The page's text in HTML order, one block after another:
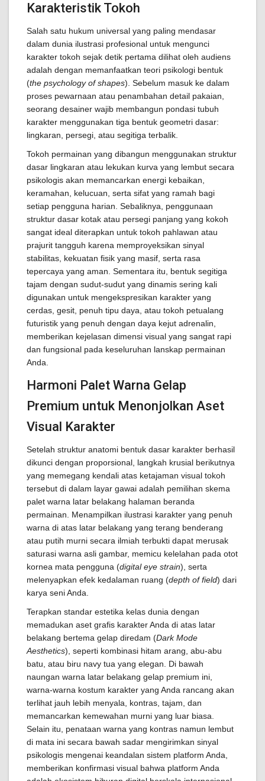
Karakteristik Tokoh
Salah satu hukum universal yang paling mendasar
dalam dunia ilustrasi profesional untuk mengunci
karakter tokoh sejak detik pertama dilihat oleh audiens
adalah dengan memanfaatkan teori psikologi bentuk
(the psychology of shapes). Sebelum masuk ke dalam
proses pewarnaan atau penambahan detail pakaian,
seorang desainer wajib membangun pondasi tubuh
karakter menggunakan tiga bentuk geometri dasar:
lingkaran, persegi, atau segitiga terbalik.
Tokoh permainan yang dibangun menggunakan struktur
dasar lingkaran atau lekukan kurva yang lembut secara
psikologis akan memancarkan energi kebaikan,
keramahan, kelucuan, serta sifat yang ramah bagi
setiap pengguna harian. Sebaliknya, penggunaan
struktur dasar kotak atau persegi panjang yang kokoh
sangat ideal diterapkan untuk tokoh pahlawan atau
prajurit tangguh karena memproyeksikan sinyal
stabilitas, kekuatan fisik yang masif, serta rasa
tepercaya yang aman. Sementara itu, bentuk segitiga
tajam dengan sudut-sudut yang dinamis sering kali
digunakan untuk mengekspresikan karakter yang
cerdas, gesit, penuh tipu daya, atau tokoh petualang
futuristik yang penuh dengan daya kejut adrenalin,
memberikan kejelasan dimensi visual yang sangat rapi
dan fungsional pada keseluruhan lanskap permainan
Anda.
Harmoni Palet Warna Gelap
Premium untuk Menonjolkan Aset
Visual Karakter
Setelah struktur anatomi bentuk dasar karakter berhasil
dikunci dengan proporsional, langkah krusial berikutnya
yang memegang kendali atas ketajaman visual tokoh
tersebut di dalam layar gawai adalah pemilihan skema
palet warna latar belakang halaman beranda
permainan. Menampilkan ilustrasi karakter yang penuh
warna di atas latar belakang yang terang benderang
atau putih murni secara ilmiah terbukti dapat merusak
saturasi warna asli gambar, memicu kelelahan pada otot
kornea mata pengguna (digital eye strain), serta
melenyapkan efek kedalaman ruang (depth of field) dari
karya seni Anda.
Terapkan standar estetika kelas dunia dengan
memadukan aset grafis karakter Anda di atas latar
belakang bertema gelap diredam (Dark Mode
Aesthetics), seperti kombinasi hitam arang, abu-abu
batu, atau biru navy tua yang elegan. Di bawah
naungan warna latar belakang gelap premium ini,
warna-warna kostum karakter yang Anda rancang akan
terlihat jauh lebih menyala, kontras, tajam, dan
memancarkan kemewahan murni yang luar biasa.
Selain itu, penataan warna yang kontras namun lembut
di mata ini secara bawah sadar mengirimkan sinyal
psikologis mengenai keandalan sistem platform Anda,
memberikan konfirmasi visual bahwa platform Anda